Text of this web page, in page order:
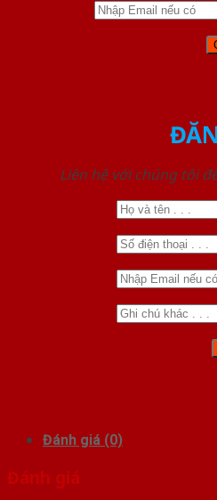
Liên hệ với chúng tôi
Đánh giá (0)
Đánh giá